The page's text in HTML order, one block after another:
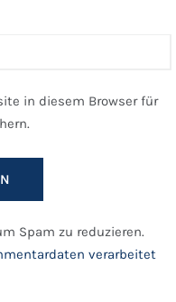
in diesem Browser für
Spam zu reduzieren.
verarbeitet